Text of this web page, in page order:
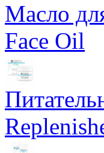
Масло
Face Oil